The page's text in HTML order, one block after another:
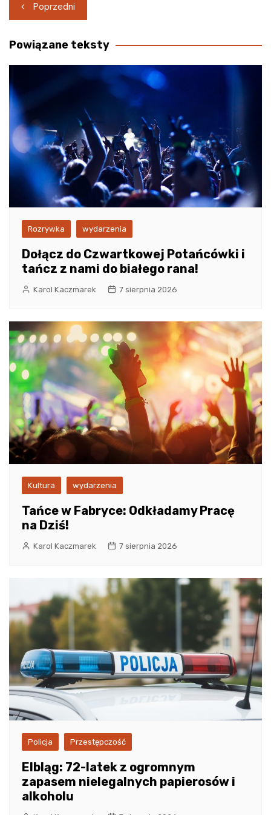
wpisu
Poprzedni
Powiązane teksty
Rozrywka wydarzenia
Dołącz do Czwartkowej Potańcówki i
tańcz z nami do białego rana!
Karol Kaczmarek 7 sierpnia 2026
Kultura wydarzenia
Tańce w Fabryce: Odkładamy Pracę
na Dziś!
Karol Kaczmarek 7 sierpnia 2026
Policja Przestępczość
Elbląg: 72-latek z ogromnym
zapasem nielegalnych papierosów i
alkoholu